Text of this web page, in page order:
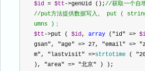
$id = $tt ->genUid ();//获取一个自
//put方法提供数据写入。 put (
umns )；
$tt ->put ( $id, array ( "id" =>
gsan", "age" => 27, "email" => "
m", " lastvisit" =>strtotime ( "
), "area" => "北京" ) );